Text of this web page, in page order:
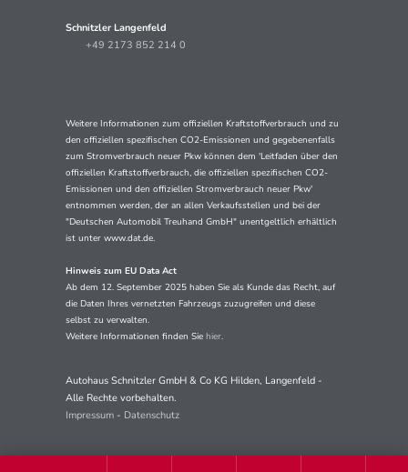
Schnitzler Langenfeld
+49 2173 852 214 0
Weitere Informationen zum offiziellen Kraftstoffverbrauch und zu
den offiziellen spezifischen CO2-Emissionen und gegebenenfalls
zum Stromverbrauch neuer Pkw können dem 'Leitfaden über den
offiziellen Kraftstoffverbrauch, die offiziellen spezifischen CO2-
Emissionen und den offiziellen Stromverbrauch neuer Pkw'
entnommen werden, der an allen Verkaufsstellen und bei der
"Deutschen Automobil Treuhand GmbH" unentgeltlich erhältlich
ist unter www.dat.de.
Hinweis zum EU Data Act
Ab dem 12. September 2025 haben Sie als Kunde das Recht, auf
die Daten Ihres vernetzten Fahrzeugs zuzugreifen und diese
selbst zu verwalten.
Weitere Informationen finden Sie hier.
Autohaus Schnitzler GmbH & Co KG Hilden, Langenfeld -
Alle Rechte vorbehalten.
Impressum- Datenschutz